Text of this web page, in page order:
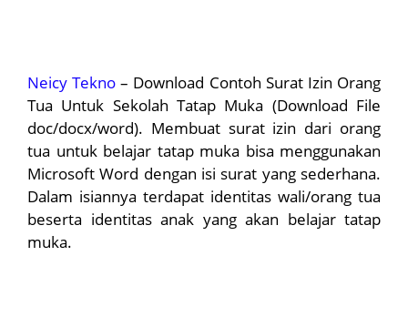
Neicy Tekno – Download Contoh Surat Izin Orang
Tua Untuk Sekolah Tatap Muka (Download File
doc/docx/word). Membuat surat izin dari orang
tua untuk belajar tatap muka bisa menggunakan
Microsoft Word dengan isi surat yang sederhana.
Dalam isiannya terdapat identitas wali/orang tua
beserta identitas anak yang akan belajar tatap
muka.